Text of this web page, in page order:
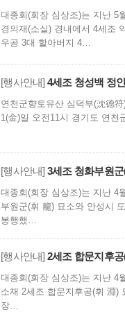
대종회(회장 심상조)는 지난 5
경의재(소실) 경내에서 4세조
우공 3대 할아버지 4…
[행사안내] 4세조 청성백 정
연천군향토유산 심덕부(沈德
1(金)일 오전11시 경기도 연
[행사안내] 3세조 청화부원
대종회(회장 심상조)는 지난 4
부원군(휘 龍) 묘소와 안성시
봉행했…
[행사안내] 2세조 합문지후
대종회(회장 심상조)는 지난 4
소재 2세조 합문지후공(휘 淵)
장…